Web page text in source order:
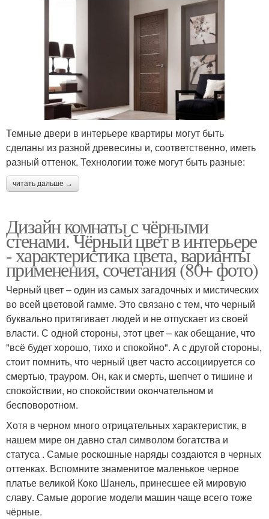
Темные двери в интерьере квартиры могут быть
сделаны из разной древесины и, соответственно, иметь
разный оттенок. Технологии тоже могут быть разные:
читать дальше →
Дизайн комнаты с чёрными
стенами. Чёрный цвет в интерьере
- характеристика цвета, варианты
применения, сочетания (80+ фото)
Черный цвет – один из самых загадочных и мистических
во всей цветовой гамме. Это связано с тем, что черный
буквально притягивает людей и не отпускает из своей
власти. С одной стороны, этот цвет – как обещание, что
"всё будет хорошо, тихо и спокойно". А с другой стороны,
стоит помнить, что черный цвет часто ассоциируется со
смертью, трауром. Он, как и смерть, шепчет о тишине и
спокойствии, но спокойствии окончательном и
бесповоротном.
Хотя в черном много отрицательных характеристик, в
нашем мире он давно стал символом богатства и
статуса . Самые роскошные наряды создаются в черных
оттенках. Вспомните знаменитое маленькое черное
платье великой Коко Шанель, принесшее ей мировую
славу. Самые дорогие модели машин чаще всего тоже
чёрные.